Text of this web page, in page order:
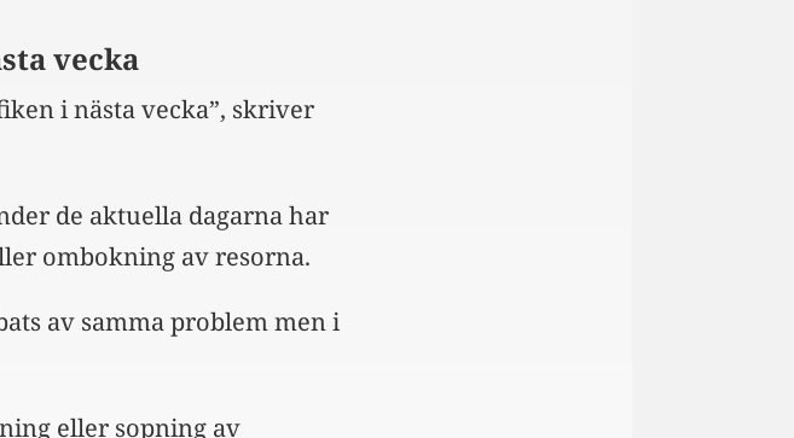
vecka
i nästa vecka”, skriver
de aktuella dagarna har
ombokning av resorna.
av samma problem men i
eller sopning av